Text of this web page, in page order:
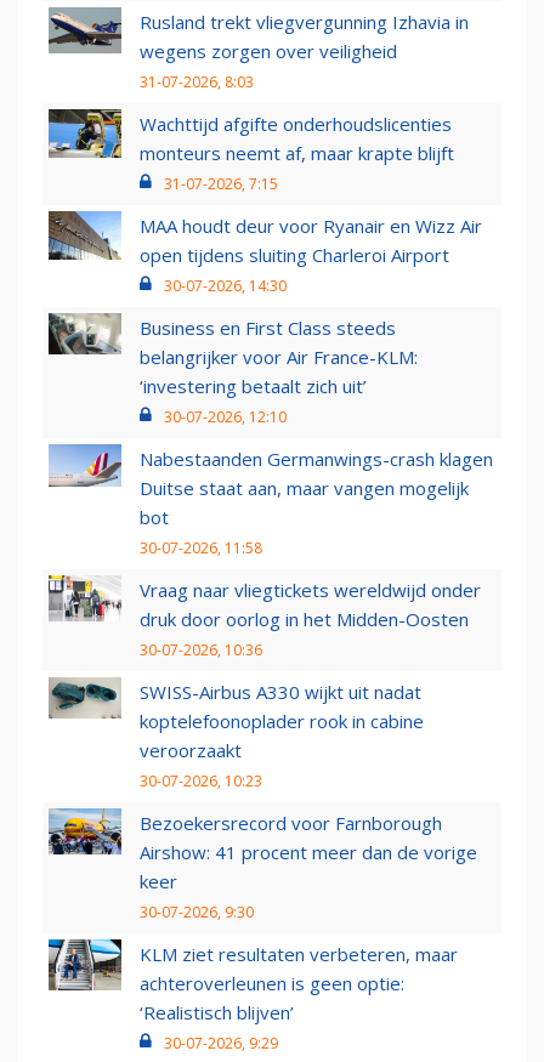
Rusland trekt vliegvergunning Izhavia in
wegens zorgen over veiligheid
31-07-2026, 8:03
Wachttijd afgifte onderhoudslicenties
monteurs neemt af, maar krapte blijft
31-07-2026, 7:15
MAA houdt deur voor Ryanair en Wizz Air
open tijdens sluiting Charleroi Airport
30-07-2026, 14:30
Business en First Class steeds
belangrijker voor Air France-KLM:
‘investering betaalt zich uit’
30-07-2026, 12:10
Nabestaanden Germanwings-crash klagen
Duitse staat aan, maar vangen mogelijk
bot
30-07-2026, 11:58
Vraag naar vliegtickets wereldwijd onder
druk door oorlog in het Midden-Oosten
30-07-2026, 10:36
SWISS-Airbus A330 wijkt uit nadat
koptelefoonoplader rook in cabine
veroorzaakt
30-07-2026, 10:23
Bezoekersrecord voor Farnborough
Airshow: 41 procent meer dan de vorige
keer
30-07-2026, 9:30
KLM ziet resultaten verbeteren, maar
achteroverleunen is geen optie:
‘Realistisch blijven’
30-07-2026, 9:29